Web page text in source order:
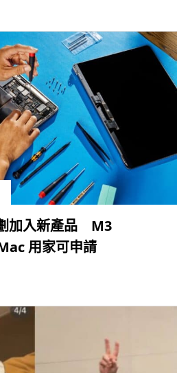
加入新產品 M3
用家可申請